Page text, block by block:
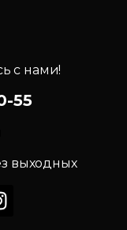
с нами!
55
выходных